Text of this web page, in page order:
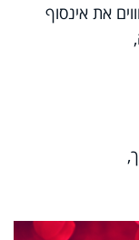
את אינסוף